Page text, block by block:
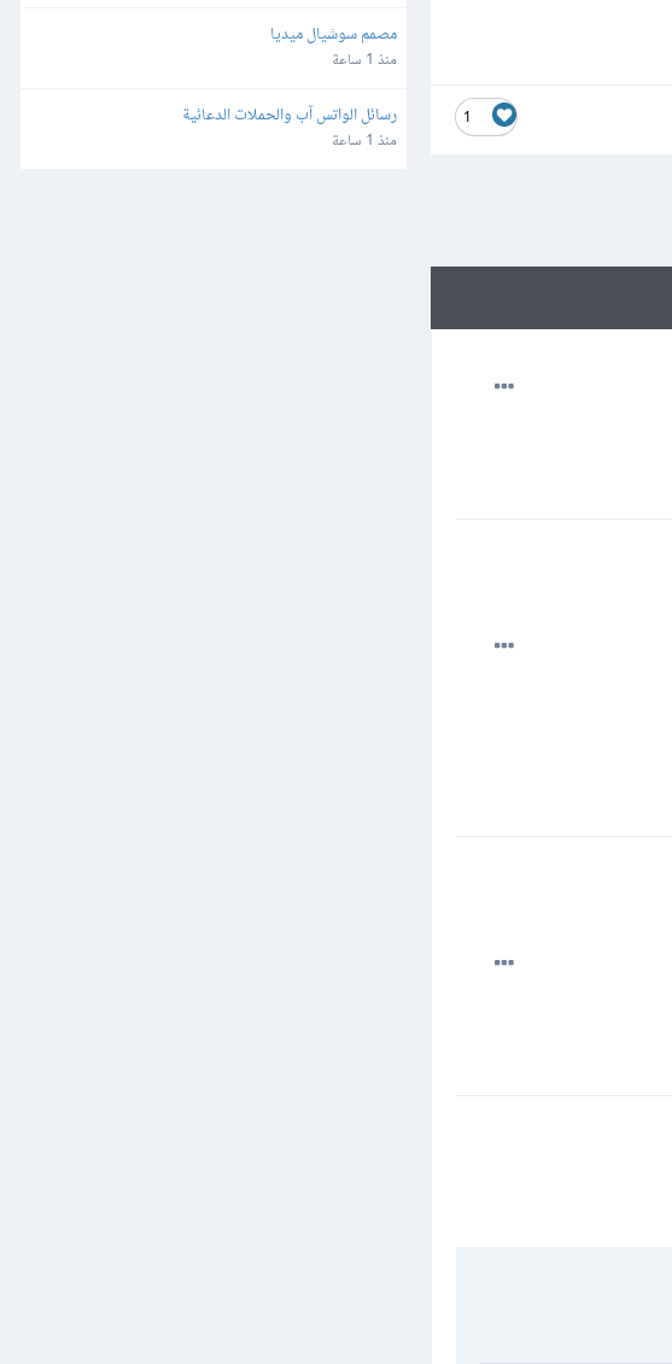
1
مصمم سوشيال ميديا
منذ 1 ساعة
رسائل الواتس آب والحملات الدعائية
منذ 1 ساعة